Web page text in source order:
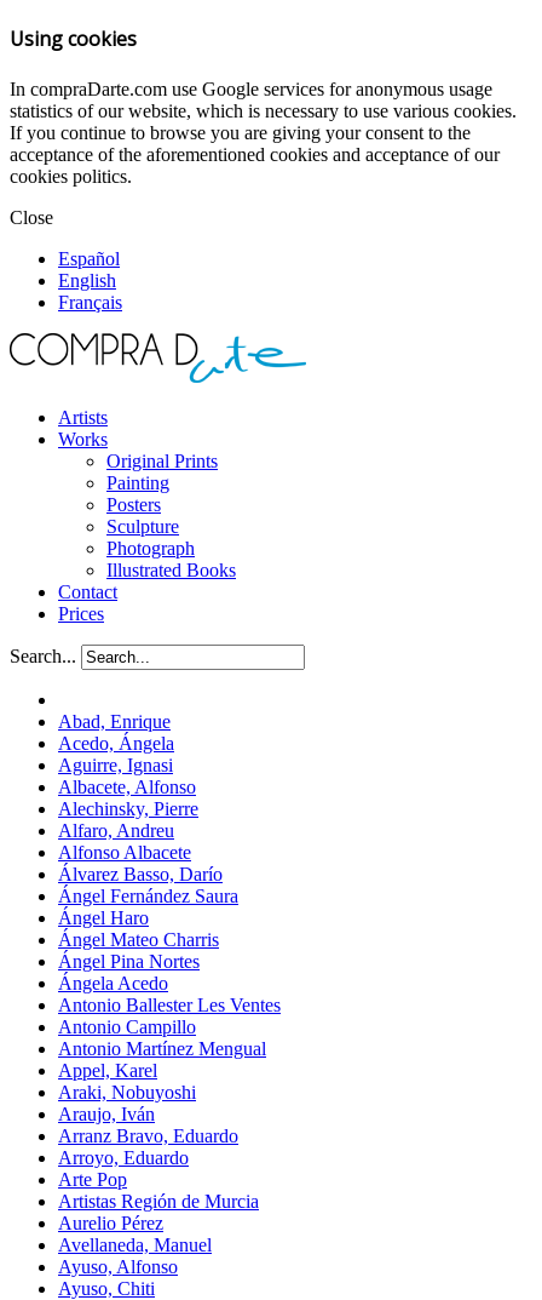
Using cookies
In compraDarte.com use Google services for anonymous usage
statistics of our website, which is necessary to use various cookies.
If you continue to browse you are giving your consent to the
acceptance of the aforementioned cookies and acceptance of our
cookies politics.
Close
Español
English
Français
Artists
Works
Original Prints
Painting
Posters
Sculpture
Photograph
Illustrated Books
Contact
Prices
Search...
Abad, Enrique
Acedo, Ángela
Aguirre, Ignasi
Albacete, Alfonso
Alechinsky, Pierre
Alfaro, Andreu
Alfonso Albacete
Álvarez Basso, Darío
Ángel Fernández Saura
Ángel Haro
Ángel Mateo Charris
Ángel Pina Nortes
Ángela Acedo
Antonio Ballester Les Ventes
Antonio Campillo
Antonio Martínez Mengual
Appel, Karel
Araki, Nobuyoshi
Araujo, Iván
Arranz Bravo, Eduardo
Arroyo, Eduardo
Arte Pop
Artistas Región de Murcia
Aurelio Pérez
Avellaneda, Manuel
Ayuso, Alfonso
Ayuso, Chiti